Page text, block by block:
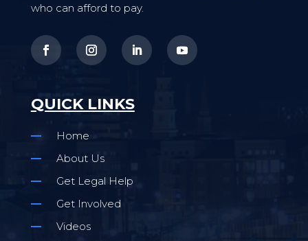
who can afford to pay.
QUICK LINKS
Home
About Us
Get Legal Help
Get Involved
Videos